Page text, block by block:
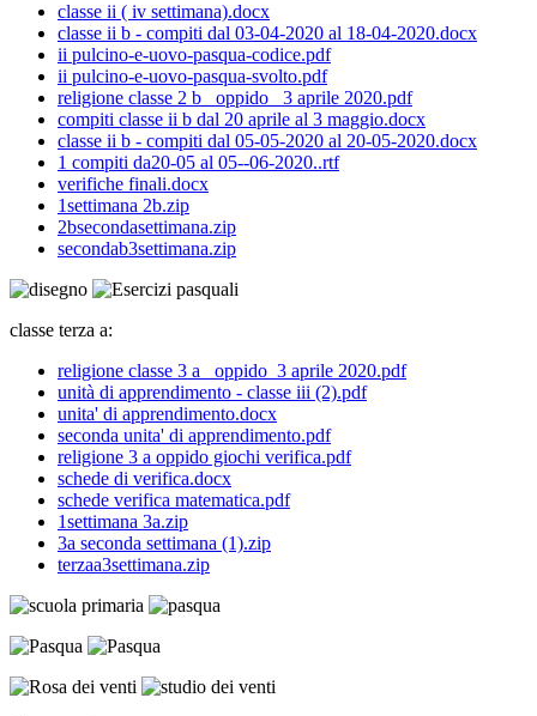
classe ii ( iv settimana).docx
classe ii b - compiti dal 03-04-2020 al 18-04-2020.docx
ii pulcino-e-uovo-pasqua-codice.pdf
ii pulcino-e-uovo-pasqua-svolto.pdf
religione classe 2 b_ oppido _3 aprile 2020.pdf
compiti classe ii b dal 20 aprile al 3 maggio.docx
classe ii b - compiti dal 05-05-2020 al 20-05-2020.docx
1 compiti da20-05 al 05--06-2020..rtf
verifiche finali.docx
1settimana 2b.zip
2bsecondasettimana.zip
secondab3settimana.zip
classe terza a:
religione classe 3 a_ oppido_3 aprile 2020.pdf
unità di apprendimento - classe iii (2).pdf
unita' di apprendimento.docx
seconda unita' di apprendimento.pdf
religione 3 a oppido giochi verifica.pdf
schede di verifica.docx
schede verifica matematica.pdf
1settimana 3a.zip
3a seconda settimana (1).zip
terzaa3settimana.zip